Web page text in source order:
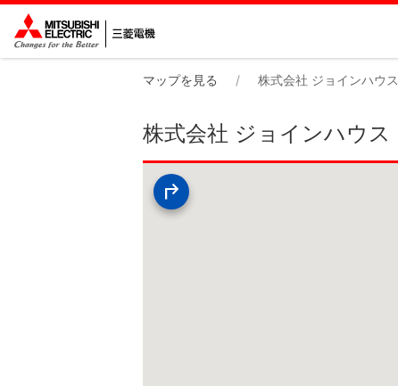
マップを見る 株式会社 ジョインハウス
株式会社 ジョインハウス